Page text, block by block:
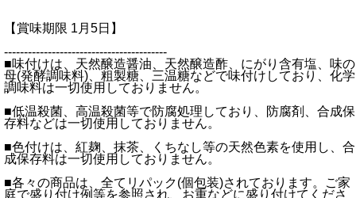
【賞味期限 1月5日】
-----------------------------------------
■味付けは、天然醸造醤油、天然醸造酢、にがり含有塩、味の
母(発酵調味料)、粗製糖、三温糖などで味付けしており、化学
調味料は一切使用しておりません。
■低温殺菌、高温殺菌等で防腐処理しており、防腐剤、合成保
存料などは一切使用しておりません。
■色付けは、紅麹、抹茶、くちなし等の天然色素を使用し、合
成保存料は一切使用しておりません。
■各々の商品は、全てリパック(個包装)されております。ご家
庭で盛り付け例等を参照され、お重などに盛り付けてくださ